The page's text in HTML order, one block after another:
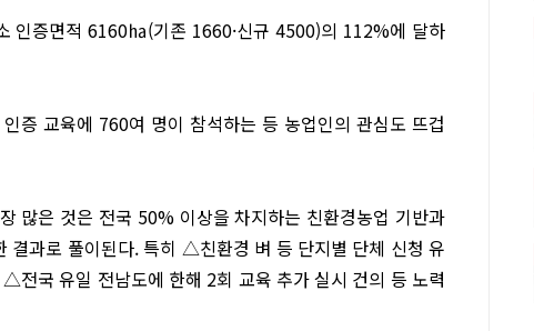
인증면적 6160㏊(기존 1660·신규 4500)의 112%에 달하
증 교육에 760여 명이 참석하는 등 농업인의 관심도 뜨겁
많은 것은 전국 50% 이상을 차지하는 친환경농업 기반과
결과로 풀이된다. 특히 △친환경 벼 등 단지별 단체 신청 유
국 유일 전남도에 한해 2회 교육 추가 실시 건의 등 노력